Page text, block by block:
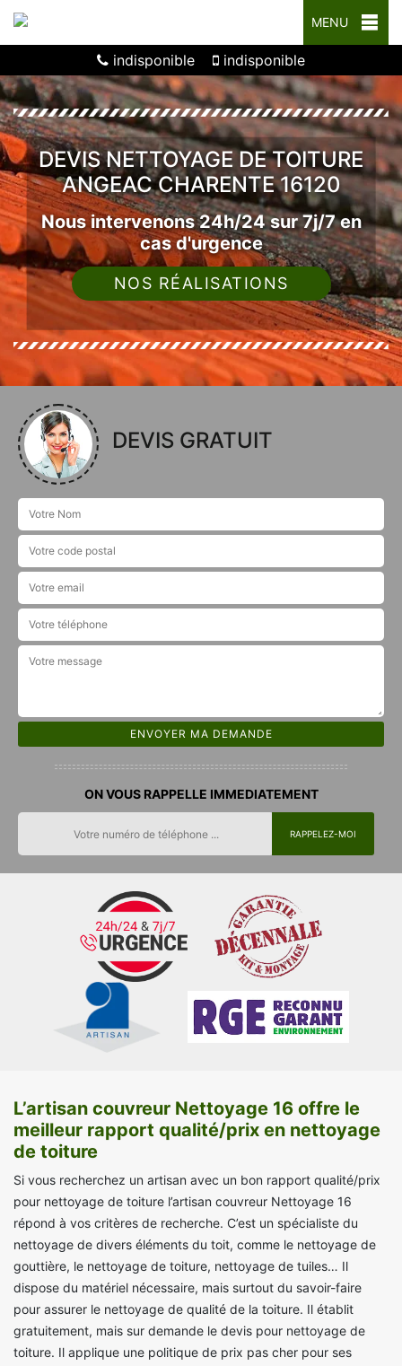
MENU
indisponible indisponible
DEVIS NETTOYAGE DE TOITURE
ANGEAC CHARENTE 16120
Nous intervenons 24h/24 sur 7j/7 en
cas d'urgence
NOS RÉALISATIONS
DEVIS GRATUIT
ON VOUS RAPPELLE IMMEDIATEMENT
L’artisan couvreur Nettoyage 16 offre le
meilleur rapport qualité/prix en nettoyage
de toiture
Si vous recherchez un artisan avec un bon rapport qualité/prix
pour nettoyage de toiture l’artisan couvreur Nettoyage 16
répond à vos critères de recherche. C’est un spécialiste du
nettoyage de divers éléments du toit, comme le nettoyage de
gouttière, le nettoyage de toiture, nettoyage de tuiles… Il
dispose du matériel nécessaire, mais surtout du savoir-faire
pour assurer le nettoyage de qualité de la toiture. Il établit
gratuitement, mais sur demande le devis pour nettoyage de
toiture. Il applique une politique de prix pas cher pour ses